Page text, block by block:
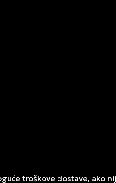
troškove dostave, ako